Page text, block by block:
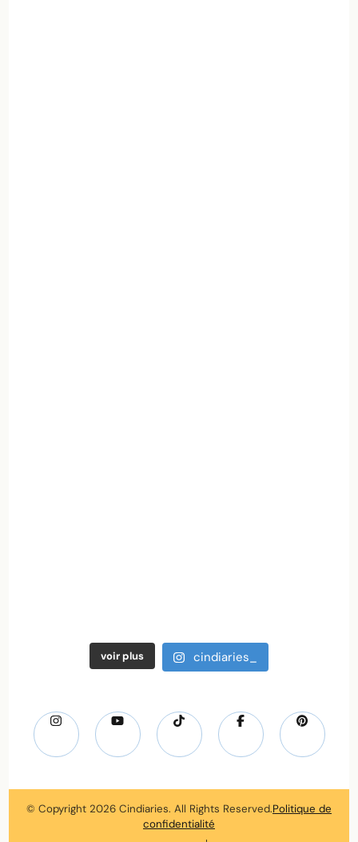
voir plus cindiaries_
© Copyright 2026 Cindiaries. All Rights Reserved.Politique de
confidentialité